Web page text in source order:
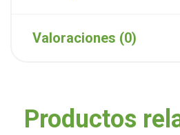
Valoraciones (0)
Productos